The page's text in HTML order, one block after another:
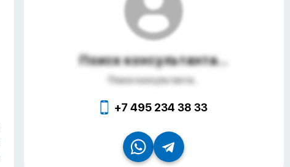
Поиск консультанта...
Поиск консультанта...
+7 495 234 38 33